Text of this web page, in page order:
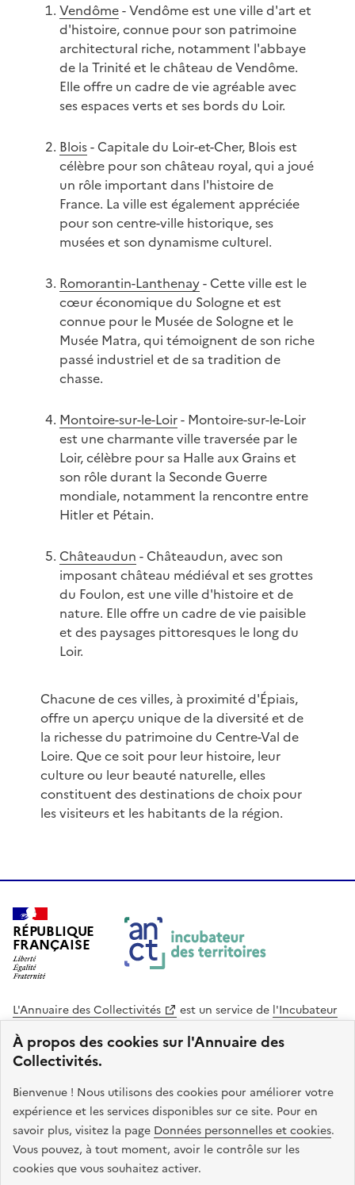
À propos des cookies sur l'Annuaire des
Collectivités.
Bienvenue ! Nous utilisons des cookies pour améliorer votre
expérience et les services disponibles sur ce site. Pour en
savoir plus, visitez la page Données personnelles et cookies.
Vous pouvez, à tout moment, avoir le contrôle sur les
cookies que vous souhaitez activer.
Vendôme- Vendôme est une ville d'art et
d'histoire, connue pour son patrimoine
architectural riche, notamment l'abbaye
de la Trinité et le château de Vendôme.
Elle offre un cadre de vie agréable avec
ses espaces verts et ses bords du Loir.
Blois- Capitale du Loir-et-Cher, Blois est
célèbre pour son château royal, qui a joué
un rôle important dans l'histoire de
France. La ville est également appréciée
pour son centre-ville historique, ses
musées et son dynamisme culturel.
Romorantin-Lanthenay- Cette ville est le
cœur économique du Sologne et est
connue pour le Musée de Sologne et le
Musée Matra, qui témoignent de son riche
passé industriel et de sa tradition de
chasse.
Montoire-sur-le-Loir- Montoire-sur-le-Loir
est une charmante ville traversée par le
Loir, célèbre pour sa Halle aux Grains et
son rôle durant la Seconde Guerre
mondiale, notamment la rencontre entre
Hitler et Pétain.
Châteaudun - Châteaudun, avec son
imposant château médiéval et ses grottes
du Foulon, est une ville d'histoire et de
nature. Elle offre un cadre de vie paisible
et des paysages pittoresques le long du
Loir.
Chacune de ces villes, à proximité d'Épiais,
offre un aperçu unique de la diversité et de
la richesse du patrimoine du Centre-Val de
Loire. Que ce soit pour leur histoire, leur
culture ou leur beauté naturelle, elles
constituent des destinations de choix pour
les visiteurs et les habitants de la région.
RÉPUBLIQUE
FRANÇAISE
L'Annuaire des Collectivités est un service de l'Incubateur
des Territoires
Cohésion des Territoires
. Le code source de ce site web
est disponible en licence libre. Le design de ce site est conçu
avec le système de design de l’État.
legifrance.gouv.fr
info.gouv.fr
service-public.gouv.fr
data.gouv.fr